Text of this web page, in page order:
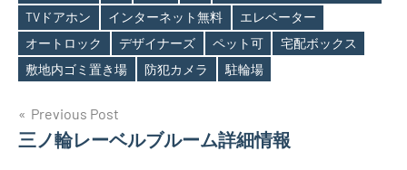
Tags
TVドアホン
インターネット無料
エレベーター
オートロック
デザイナーズ ペット可
宅配ボックス
敷地内ゴミ置き場
防犯カメラ 駐輪場
投
稿
Previous Post
三ノ輪レーベルブルーム詳細情報